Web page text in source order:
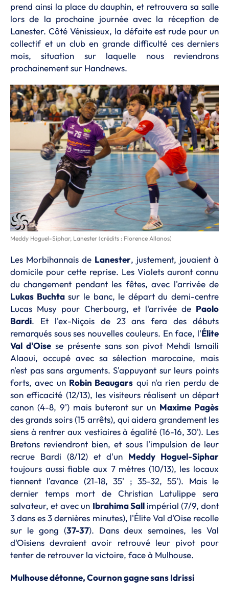
prend ainsi la place du dauphin, et retrouvera sa salle
lors de la prochaine journée avec la réception de
Lanester. Côté Vénissieux, la défaite est rude pour un
collectif et un club en grande difficulté ces derniers
mois, situation sur laquelle nous reviendrons
prochainement sur Handnews.
Meddy Hoguel-Siphar, Lanester (crédits : Florence Allanos)
Les Morbihannais de Lanester, justement, jouaient à
domicile pour cette reprise. Les Violets auront connu
du changement pendant les fêtes, avec l'arrivée de
Lukas Buchtasur le banc, le départ du demi-centre
Lucas Musy pour Cherbourg, et l'arrivée de Paolo
Bardi. Et l'ex-Niçois de 23 ans fera des débuts
remarqués sous ses nouvelles couleurs. En face, l'Élite
Val d'Oisese présente sans son pivot Mehdi Ismaili
Alaoui, occupé avec sa sélection marocaine, mais
n'est pas sans arguments. S'appuyant sur leurs points
forts, avec un Robin Beaugars qui n'a rien perdu de
son efficacité (12/13), les visiteurs réalisent un départ
canon (4-8, 9') mais buteront sur un Maxime Pagès
des grands soirs (15 arrêts), qui aidera grandement les
siens à rentrer aux vestiaires à égalité (16-16, 30'). Les
Bretons reviendront bien, et sous l'impulsion de leur
recrue Bardi (8/12) et d'un Meddy Hoguel-Siphar
toujours aussi fiable aux 7 mètres (10/13), les locaux
tiennent l'avance (21-18, 35' ; 35-32, 55'). Mais le
dernier temps mort de Christian Latulippe sera
salvateur, et avec un Ibrahima Sallimpérial (7/9, dont
3 dans es 3 dernières minutes), l'Élite Val d'Oise recolle
sur le gong (37-37). Dans deux semaines, les Val
d'Oisiens devraient avoir retrouvé leur pivot pour
tenter de retrouver la victoire, face à Mulhouse.
Mulhouse détonne, Cournon gagne sans Idrissi